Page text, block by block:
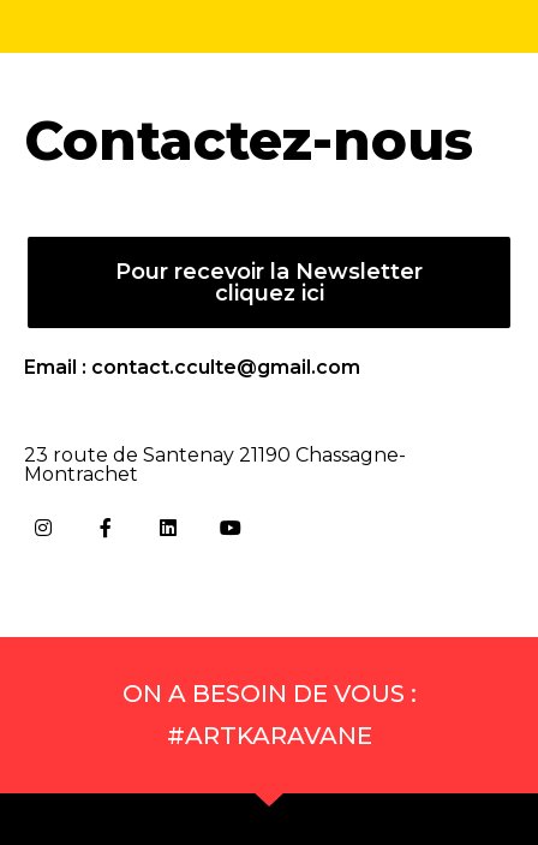
Contactez-nous
Pour recevoir la Newsletter
cliquez ici
Email : contact.cculte@gmail.com
23 route de Santenay 21190 Chassagne-
Montrachet
ON A BESOIN DE VOUS :
#ARTKARAVANE